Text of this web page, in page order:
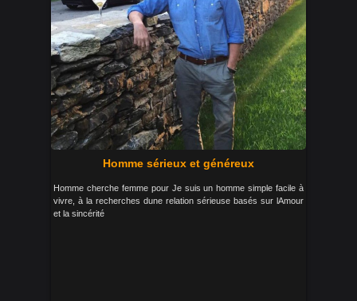
Homme sérieux et généreux
Homme cherche femme pour Je suis un homme simple facile à
vivre, à la recherches dune relation sérieuse basés sur lAmour
et la sincérité